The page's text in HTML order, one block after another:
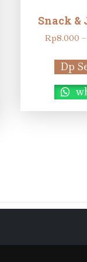
Snack &
Rp8.000 –
Dp